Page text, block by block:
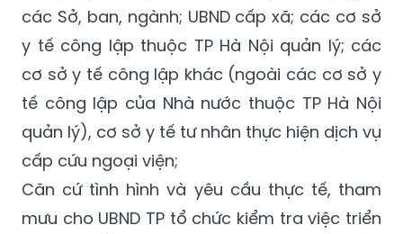
các Sở, ban, ngành; UBND cấp xã; các cơ sở
y tế công lập thuộc TP Hà Nội quản lý; các
cơ sở y tế công lập khác (ngoài các cơ sở y
tế công lập của Nhà nước thuộc TP Hà Nội
quản lý), cơ sở y tế tư nhân thực hiện dịch vụ
cấp cứu ngoại viện;
Căn cứ tình hình và yêu cầu thực tế, tham
mưu cho UBND TP tổ chức kiểm tra việc triển